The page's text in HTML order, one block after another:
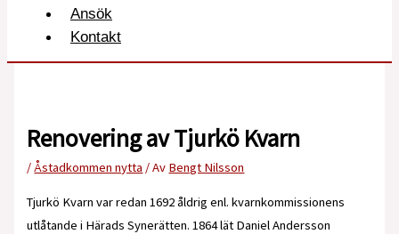
Ansök
Kontakt
Renovering av Tjurkö Kvarn
/Åstadkommen nytta / Av Bengt Nilsson
Tjurkö Kvarn var redan 1692 åldrig enl. kvarnkommissionens
utlåtande i Härads Synerätten. 1864 lät Daniel Andersson